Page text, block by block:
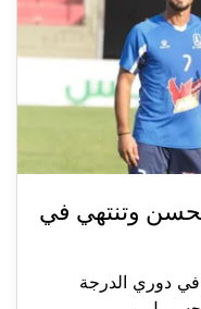
وتنتهي في
في دوري الدرجة